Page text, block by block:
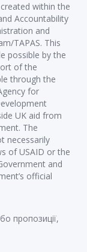
within the
Accountability
and
TAPAS. This
possible by the
of the
through the
for
UK aid from
The
necessarily
of USAID or the
and
official
пропозиції,